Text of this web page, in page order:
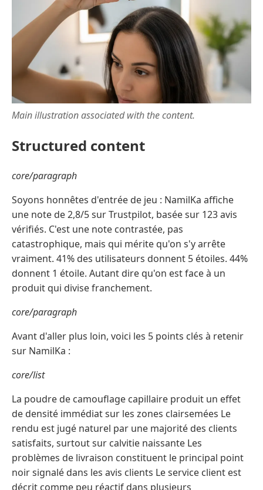
Main illustration associated with the content.
Structured content
core/paragraph
Soyons honnêtes d'entrée de jeu : NamilKa affiche
une note de 2,8/5 sur Trustpilot, basée sur 123 avis
vérifiés. C'est une note contrastée, pas
catastrophique, mais qui mérite qu'on s'y arrête
vraiment. 41% des utilisateurs donnent 5 étoiles. 44%
donnent 1 étoile. Autant dire qu'on est face à un
produit qui divise franchement.
core/paragraph
Avant d'aller plus loin, voici les 5 points clés à retenir
sur NamilKa :
core/list
La poudre de camouflage capillaire produit un effet
de densité immédiat sur les zones clairsemées Le
rendu est jugé naturel par une majorité des clients
satisfaits, surtout sur calvitie naissante Les
problèmes de livraison constituent le principal point
noir signalé dans les avis clients Le service client est
décrit comme peu réactif dans plusieurs